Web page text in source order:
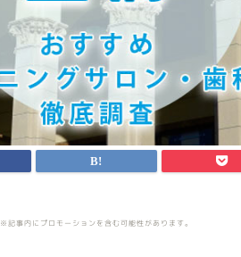
※記事内にプロモーションを含む可能性があります。